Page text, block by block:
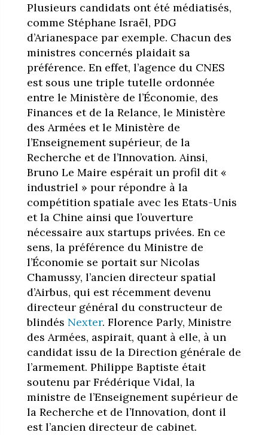
Plusieurs candidats ont été médiatisés,
comme Stéphane Israël, PDG
d’Arianespace par exemple. Chacun des
ministres concernés plaidait sa
préférence. En effet, l’agence du CNES
est sous une triple tutelle ordonnée
entre le Ministère de l’Économie, des
Finances et de la Relance, le Ministère
des Armées et le Ministère de
l’Enseignement supérieur, de la
Recherche et de l’Innovation. Ainsi,
Bruno Le Maire espérait un profil dit «
industriel » pour répondre à la
compétition spatiale avec les Etats-Unis
et la Chine ainsi que l’ouverture
nécessaire aux startups privées. En ce
sens, la préférence du Ministre de
l’Économie se portait sur Nicolas
Chamussy, l’ancien directeur spatial
d’Airbus, qui est récemment devenu
directeur général du constructeur de
blindés Nexter. Florence Parly, Ministre
des Armées, aspirait, quant à elle, à un
candidat issu de la Direction générale de
l’armement. Philippe Baptiste était
soutenu par Frédérique Vidal, la
ministre de l’Enseignement supérieur de
la Recherche et de l’Innovation, dont il
est l’ancien directeur de cabinet.